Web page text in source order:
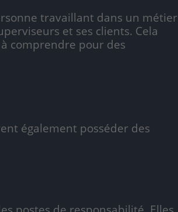
travaillant dans un métier
et ses clients. Cela
comprendre pour des
également posséder des